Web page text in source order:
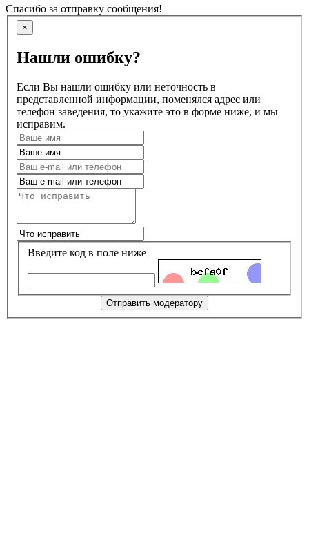
Спасибо за отправку сообщения!
×
Нашли ошибку?
Если Вы нашли ошибку или неточность в
представленной информации, поменялся адрес или
телефон заведения, то укажите это в форме ниже, и мы
исправим.
Введите код в поле ниже
Отправить модератору